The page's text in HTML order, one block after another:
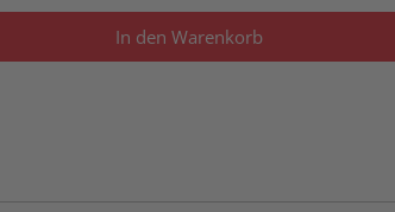
In den Warenkorb